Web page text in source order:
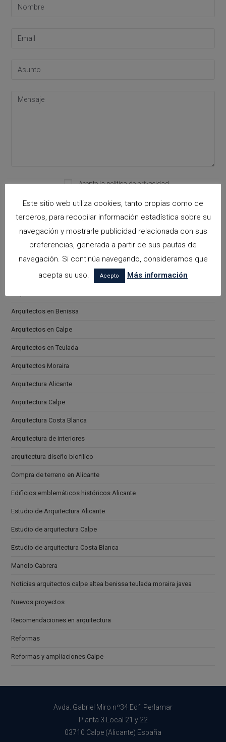
Acepto lapolítica de privacidad
Categorías
arquitectora espacios biofilicos
Arquitectos en Alicante
Arquitectos en Benissa
Arquitectos en Calpe
Arquitectos en Teulada
Arquitectos Moraira
Arquitectura Alicante
Arquitectura Calpe
Arquitectura Costa Blanca
Arquitectura de interiores
arquitectura diseño biofílico
Compra de terreno en Alicante
Edificios emblemáticos históricos Alicante
Estudio de Arquitectura Alicante
Estudio de arquitectura Calpe
Estudio de arquitectura Costa Blanca
Manolo Cabrera
Noticias arquitectos calpe altea benissa teulada moraira javea
Nuevos proyectos
Recomendaciones en arquitectura
Reformas
Reformas y ampliaciones Calpe
Avda. Gabriel Miro nº34 Edf. Perlamar
Planta 3 Local 21 y 22
03710 Calpe (Alicante) España
Este sitio web utiliza cookies, tanto propias como de
terceros, para recopilar información estadística sobre su
navegación y mostrarle publicidad relacionada con sus
preferencias, generada a partir de sus pautas de
navegación. Si continúa navegando, consideramos que
acepta su uso.
Acepto Más información